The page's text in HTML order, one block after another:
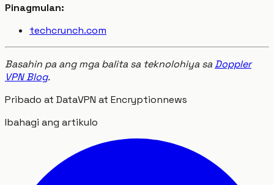
Pinagmulan:
techcrunch.com
Basahin pa ang mga balita sa teknolohiya saDoppler
VPN Blog.
Pribado at DataVPN at Encryptionnews
Ibahagi ang artikulo